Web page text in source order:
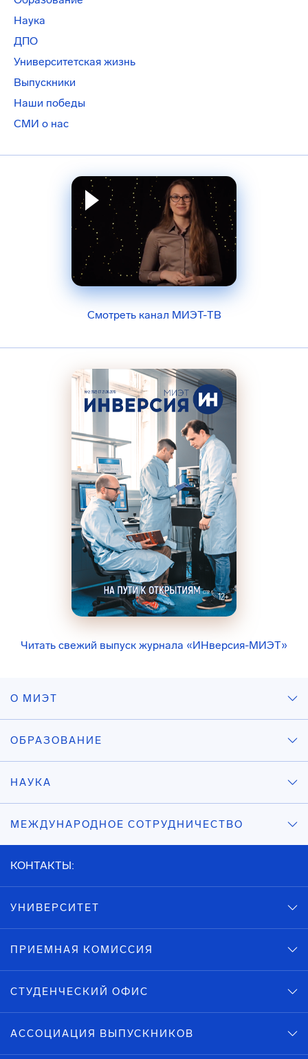
Наука
ДПО
Университетская жизнь
Выпускники
Наши победы
СМИ о нас
Смотреть канал МИЭТ-ТВ
Читать свежий выпуск журнала «ИНверсия-МИЭТ»
О МИЭТ
ОБРАЗОВАНИЕ
НАУКА
МЕЖДУНАРОДНОЕ СОТРУДНИЧЕСТВО
КОНТАКТЫ:
УНИВЕРСИТЕТ
ПРИЕМНАЯ КОМИССИЯ
СТУДЕНЧЕСКИЙ ОФИС
АССОЦИАЦИЯ ВЫПУСКНИКОВ